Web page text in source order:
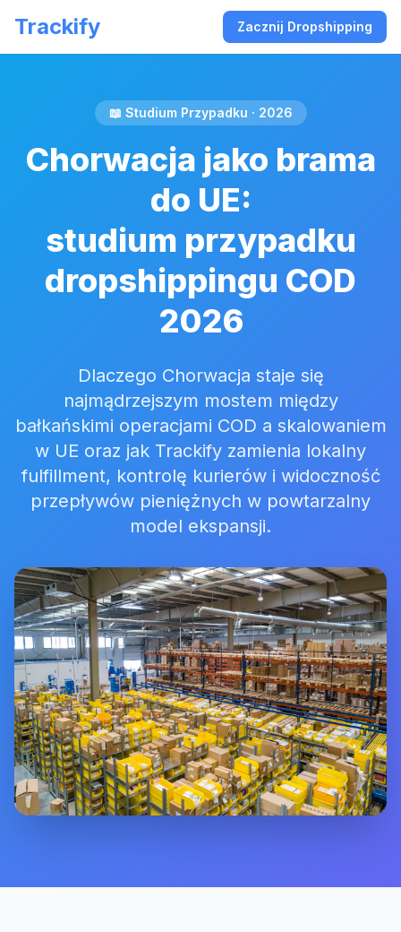
Trackify Zacznij Dropshipping
📖 Studium Przypadku · 2026
Chorwacja jako brama
do UE:
studium przypadku
dropshippingu COD
2026
Dlaczego Chorwacja staje się
najmądrzejszym mostem między
bałkańskimi operacjami COD a skalowaniem
w UE oraz jak Trackify zamienia lokalny
fulfillment, kontrolę kurierów i widoczność
przepływów pieniężnych w powtarzalny
model ekspansji.